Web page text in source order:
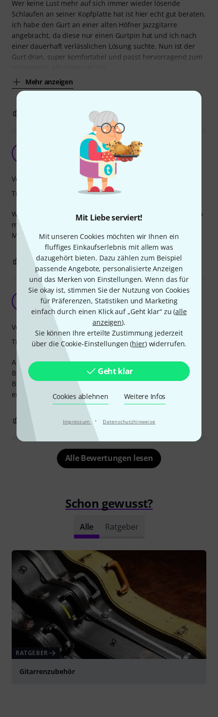
Mit Liebe serviert!
Mit unseren Cookies möchten wir Ihnen ein
fluffiges Einkaufserlebnis mit allem was
dazugehört bieten. Dazu zählen zum Beispiel
passende Angebote, personalisierte Anzeigen
und das Merken von Einstellungen. Wenn das für
Sie okay ist, stimmen Sie der Nutzung von Cookies
für Präferenzen, Statistiken und Marketing
einfach durch einen Klick auf „Geht klar“ zu (alle
anzeigen).
Sie können Ihre erteilte Zustimmung jederzeit
über die Cookie-Einstellungen (hier) widerrufen.
Geht klar
Cookies ablehnen Weitere Infos
Impressum · Datenschutzhinweise
Wer keine Lust mehr auf sich immer wieder lösende
Schlaufen an seiner Kopfplatte hat ist hier echt gut beraten.
Ich habe den Gurt an einer alten Höfner Jazzgitarre
angebracht, da diese nur einen Gurtpin hat und ich nach
einer dauerhaft verlässlichen Lösung suchte. Nun ist der
Gurt dran, super komfortabel und passt hervorragend zum
Mehr anzeigen
BEWERTUNG MELDEN
great discovery
AXB.ch 07.11.2022
When my ancient leather strap broke it was time to step up
my game.
My 72 Hummingbird said thank you.
Verarbeitung
Tragekomfort
0 BEWERTUNG MELDEN
Gewöhnungs bedürftig
Der Beginner 09.12.2022
Alles soweit wie es sein soll, wenn keine
Befestigung vorne vorhanden ist.
Beim Spielen stört das Band an der Kopfplatte an den
ersten Bünden.
Verarbeitung
Tragekomfort
BEWERTUNG MELDEN
Alle Bewertungen lesen
Schon gewusst?
Alle Ratgeber
RATGEBER
Gitarrenzubehör